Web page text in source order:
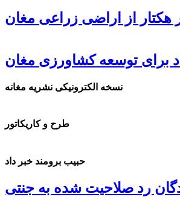
از اراضی زراعی مغان
برای توسعه کشاورزی مغان
نسخه الکترونیکی نشریه مغانه
طرح و کاریکاتور
حبیب برومند خبر داد
رد صلاحیت شده به جنتی